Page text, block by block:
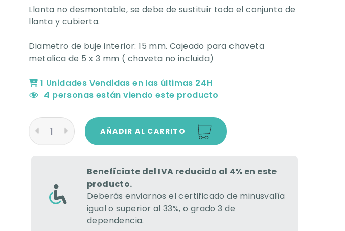
Llanta no desmontable, se debe de sustituir todo el conjunto de
llanta y cubierta.
Diametro de buje interior: 15 mm. Cajeado para chaveta
metalica de 5 x 3 mm ( chaveta no incluida)
1 Unidades Vendidas en las últimas 24H
4 personas están viendo este producto
AÑADIR AL CARRITO
Benefíciate del IVA reducido al 4% en este
producto.
Deberás enviarnos el certificado de minusvalía
igual o superior al 33%, o grado 3 de
dependencia.